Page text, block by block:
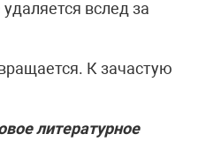
вслед за
К зачастую
литературное